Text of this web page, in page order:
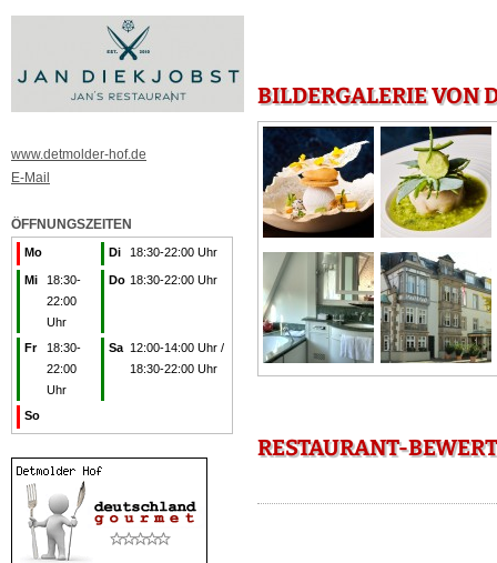
www.detmolder-hof.de
E-Mail
ÖFFNUNGSZEITEN
Mo Di 18:30-22:00 Uhr
Mi
18:30-
22:00
Uhr
Do 18:30-22:00 Uhr
Fr
18:30-
22:00
Uhr
Sa 12:00-14:00 Uhr /
18:30-22:00 Uhr
So
BILDERGALERIE VON
RESTAURANT-